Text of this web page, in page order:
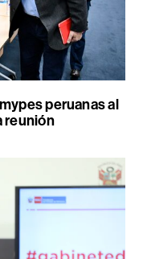
peruanas al
reunión